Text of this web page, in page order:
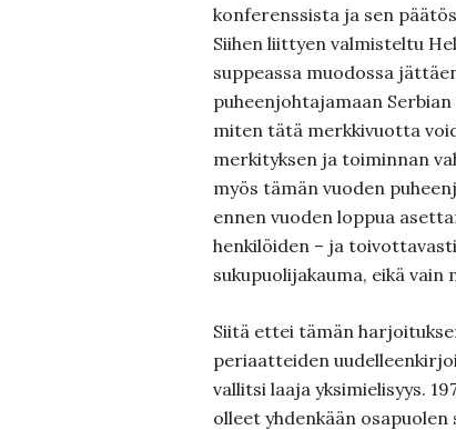
konferenssista ja sen
Siihen liittyen valmisteltu
suppeassa muodossa
puheenjohtajamaan
miten tätä merkkivuotta
merkityksen ja toiminnan
myös tämän vuoden
ennen vuoden loppua
henkilöiden – ja
sukupuolijakauma, eikä vain
Siitä ettei tämän
periaatteiden
vallitsi laaja yksimielisyys.
olleet yhdenkään